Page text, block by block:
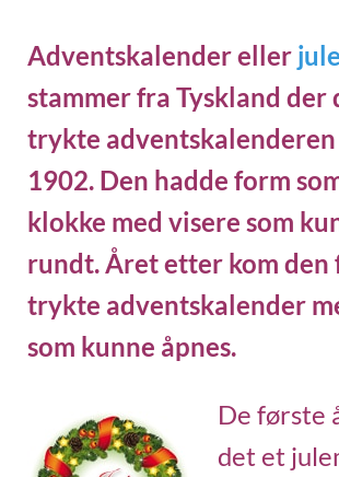
Adventskalender eller
stammer fra Tyskland der
trykte
1902. Den hadde form
klokke med visere som
rundt. Året etter kom den
trykte adventskalender
som kunne åpnes.
De første
det et